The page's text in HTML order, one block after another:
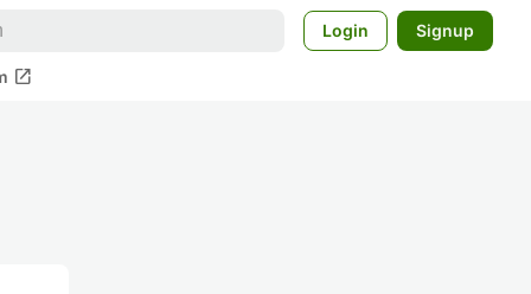
Login Signup
open_in_new